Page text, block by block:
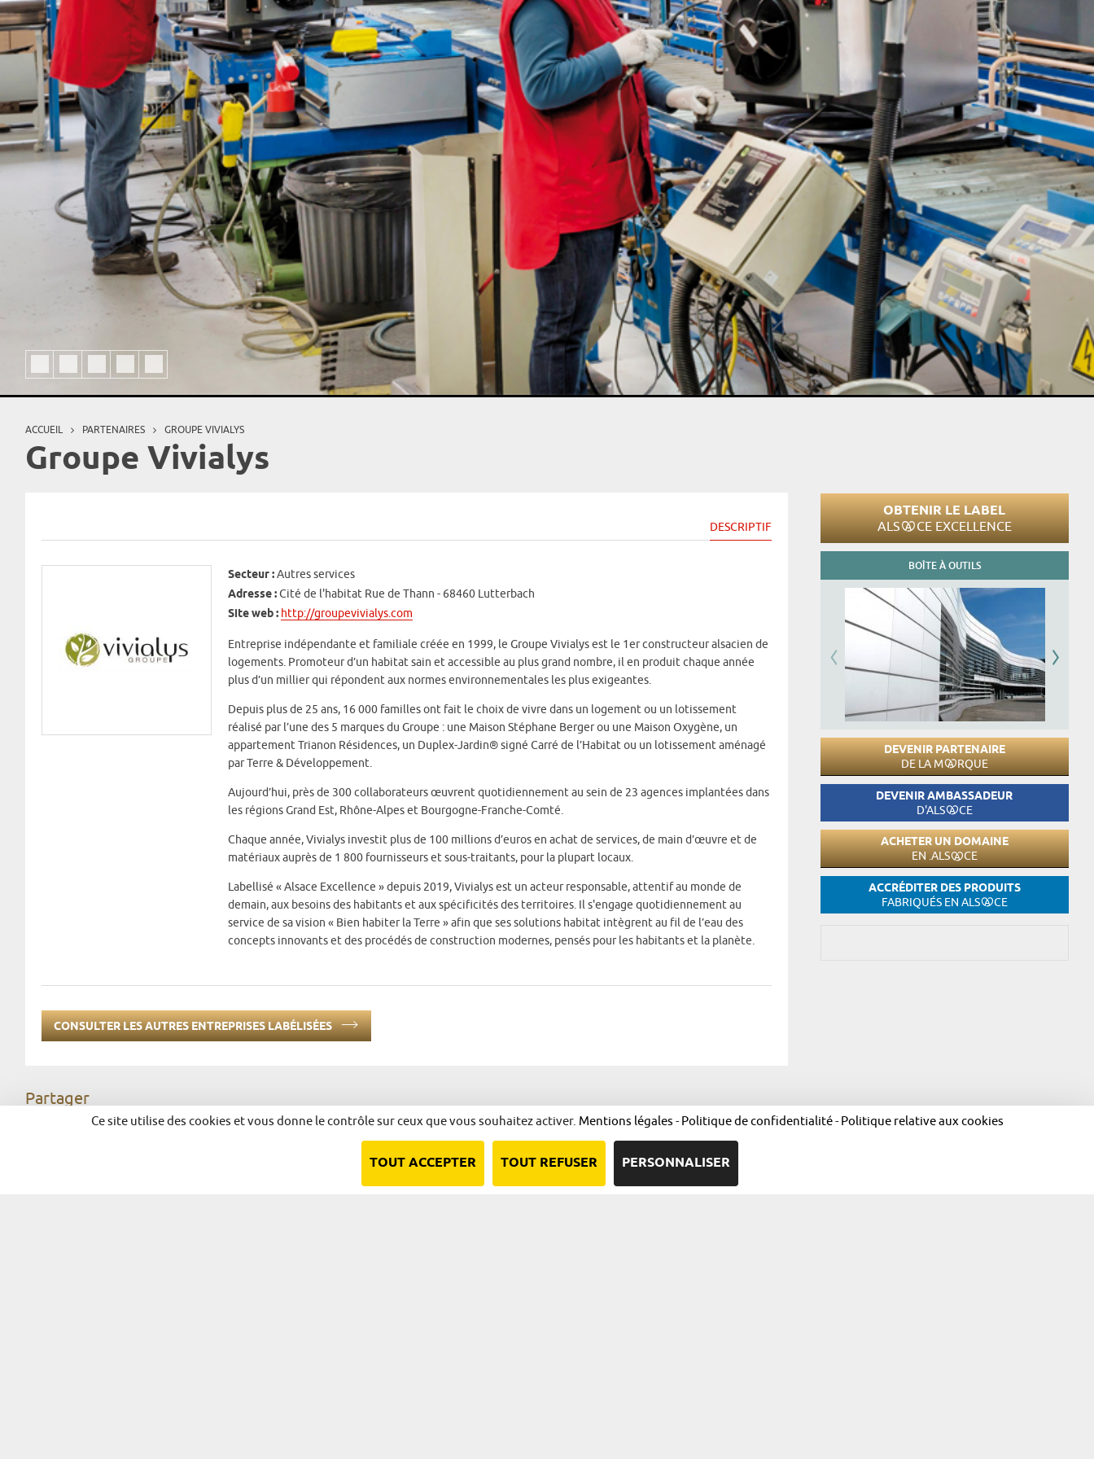
Vous êtes ici
ACCUEIL PARTENAIRES GROUPE VIVIALYS
Groupe Vivialys
DESCRIPTIF
Secteur :Autres services
Adresse :Cité de l'habitat Rue de Thann - 68460 Lutterbach
Site web : http://groupevivialys.com
Entreprise indépendante et familiale créée en 1999, le Groupe Vivialys est le 1er constructeur alsacien de
logements. Promoteur d’un habitat sain et accessible au plus grand nombre, il en produit chaque année
plus d’un millier qui répondent aux normes environnementales les plus exigeantes.
Depuis plus de 25 ans, 16 000 familles ont fait le choix de vivre dans un logement ou un lotissement
réalisé par l’une des 5 marques du Groupe : une Maison Stéphane Berger ou une Maison Oxygène, un
appartement Trianon Résidences, un Duplex-Jardin® signé Carré de l’Habitat ou un lotissement aménagé
par Terre & Développement.
Aujourd’hui, près de 300 collaborateurs œuvrent quotidiennement au sein de 23 agences implantées dans
les régions Grand Est, Rhône-Alpes et Bourgogne-Franche-Comté.
Chaque année, Vivialys investit plus de 100 millions d’euros en achat de services, de main d’œuvre et de
matériaux auprès de 1 800 fournisseurs et sous-traitants, pour la plupart locaux.
Labellisé « Alsace Excellence » depuis 2019, Vivialys est un acteur responsable, attentif au monde de
demain, aux besoins des habitants et aux spécificités des territoires. Il s'engage quotidiennement au
service de sa vision « Bien habiter la Terre » afin que ses solutions habitat intègrent au fil de l’eau des
concepts innovants et des procédés de construction modernes, pensés pour les habitants et la planète.
CONSULTER LES AUTRES ENTREPRISES LABÉLISÉES
Partager
Facebook LinkedIn
OBTENIR LE LABEL
ALS CE EXCELLENCE
BOÎTE À OUTILS
DEVENIR PARTENAIRE
DE LA M RQUE
DEVENIR AMBASSADEUR
D'ALS CE
ACHETER UN DOMAINE
EN .ALS CE
ACCRÉDITER DES PRODUITS
FABRIQUÉS EN ALS CE
Ce site utilise des cookies et vous donne le contrôle sur ceux que vous souhaitez activer. Mentions légales - Politique de confidentialité- Politique relative aux cookies
TOUT ACCEPTER TOUT REFUSER PERSONNALISER